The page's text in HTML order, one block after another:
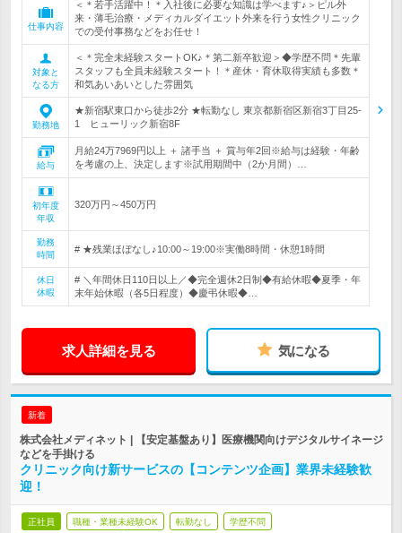
仕事内容
＜＊若手活躍中！＊入社後に必要な知識は学べます♪＞ピル外
来・薄毛治療・メディカルダイエット外来を行う女性クリニック
での受付事務などをお任せ！
対象と
なる方
＜＊完全未経験スタートOK♪＊第二新卒歓迎＞◆学歴不問＊先輩
スタッフも全員未経験スタート！＊産休・育休取得実績も多数＊
和気あいあいとした雰囲気
勤務地
★新宿駅東口から徒歩2分 ★転勤なし 東京都新宿区新宿3丁目25-
1 ヒューリック新宿8F
給与
月給24万7969円以上 ＋ 諸手当 ＋ 賞与年2回※給与は経験・年齢
を考慮の上、決定します※試用期間中（2か月間）…
初年度
年収
320万円～450万円
勤務
時間
# ★残業ほぼなし♪10:00～19:00※実働8時間・休憩1時間
休日
休暇
# ＼年間休日110日以上／◆完全週休2日制◆有給休暇◆夏季・年
末年始休暇（各5日程度）◆慶弔休暇◆…
求人詳細を見る 気になる
新着
株式会社メディネット | 【安定基盤あり】医療機関向けデジタルサイネージ
などを手掛ける
クリニック向け新サービスの【コンテンツ企画】業界未経験歓
迎！
正社員 職種・業種未経験OK 転勤なし 学歴不問